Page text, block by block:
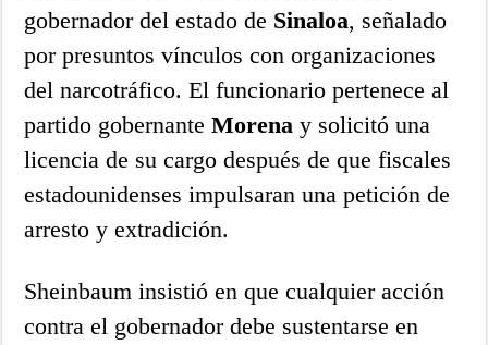
gobernador del estado de Sinaloa, señalado
por presuntos vínculos con organizaciones
del narcotráfico. El funcionario pertenece al
partido gobernanteMorena y solicitó una
licencia de su cargo después de que fiscales
estadounidenses impulsaran una petición de
arresto y extradición.
Sheinbaum insistió en que cualquier acción
contra el gobernador debe sustentarse en